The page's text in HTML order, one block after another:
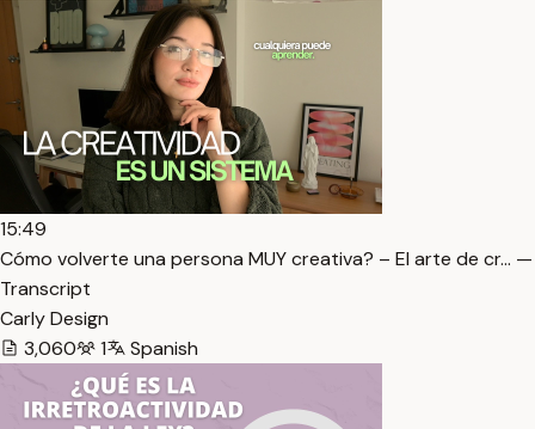
15:49
Cómo volverte una persona MUY creativa? – El arte de cr… —
Transcript
Carly Design
3,060
1 Spanish